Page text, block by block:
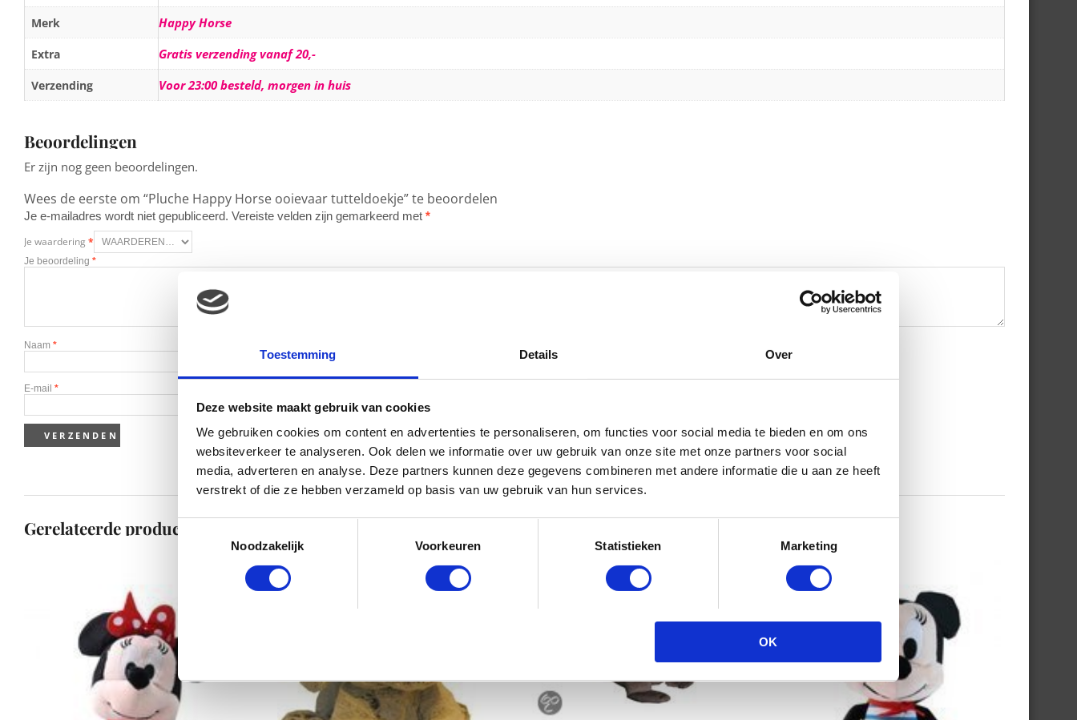
Toestemming Details Over
Deze website maakt gebruik van cookies
We gebruiken cookies om content en advertenties te personaliseren, om functies voor social media te bieden en om ons
websiteverkeer te analyseren. Ook delen we informatie over uw gebruik van onze site met onze partners voor social
media, adverteren en analyse. Deze partners kunnen deze gegevens combineren met andere informatie die u aan ze heeft
verstrekt of die ze hebben verzameld op basis van uw gebruik van hun services.
Toestemmingsselectie
Noodzakelijk
Voorkeuren Statistieken Marketing
OK
Merk Happy Horse
Extra Gratis verzending vanaf 20,-
Verzending Voor 23:00 besteld, morgen in huis
Beoordelingen
Er zijn nog geen beoordelingen.
Wees de eerste om “Pluche Happy Horse ooievaar tutteldoekje” te beoordelen
Je e-mailadres wordt niet gepubliceerd. Vereiste velden zijn gemarkeerd met *
Je waardering *
Je beoordeling *
Naam *
E-mail *
Gerelateerde producten